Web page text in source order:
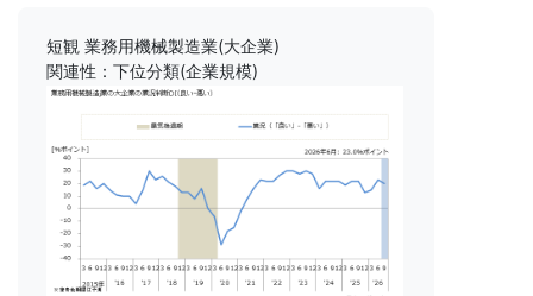
短観 業務用機械製造業(大企業)
関連性：下位分類(企業規模)